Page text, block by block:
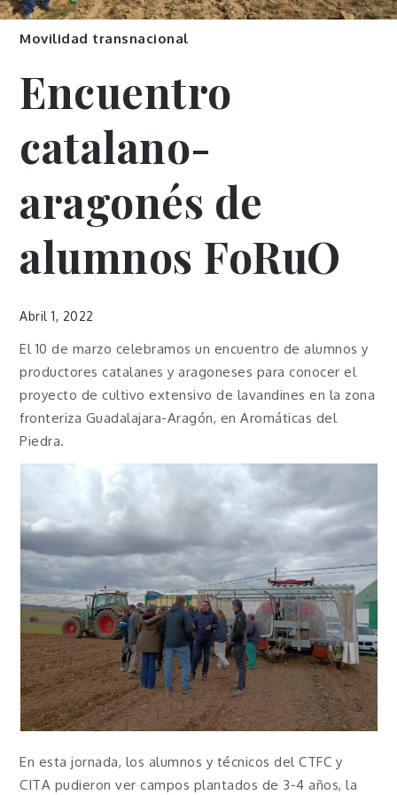
Movilidad transnacional
Encuentro
catalano-
aragonés de
alumnos FoRuO
Abril 1, 2022
El 10 de marzo celebramos un encuentro de alumnos y
productores catalanes y aragoneses para conocer el
proyecto de cultivo extensivo de lavandines en la zona
fronteriza Guadalajara-Aragón, en Aromáticas del
Piedra.
En esta jornada, los alumnos y técnicos del CTFC y
CITA pudieron ver campos plantados de 3-4 años, la